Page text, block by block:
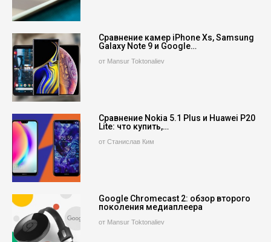
Сравнение камер iPhone Xs, Samsung
Galaxy Note 9 и Google…
от Mansur Toktonaliev
Сравнение Nokia 5.1 Plus и Huawei P20
Lite: что купить,…
от Станислав Ким
Google Chromecast 2: обзор второго
поколения медиаплеера
от Mansur Toktonaliev